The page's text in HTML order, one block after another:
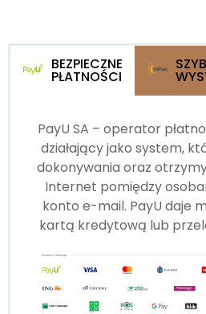
BEZPIECZNE
PŁATNOŚCI
PayU SA – operator
działający jako system,
dokonywania oraz
Internet pomiędzy
konto e-mail. PayU daje
kartą kredytową lub